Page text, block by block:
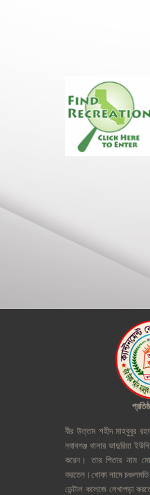
বীর উত্তম শহীদ মাহবুবুর
নবাবগঞ্জ থানার ভাদুরিয়া
করেন।
তার পিতার নাম
করতেন।খোকা নামে চঞ্চলমতি
ডেন্টাল কলেজে লেখাপড়া